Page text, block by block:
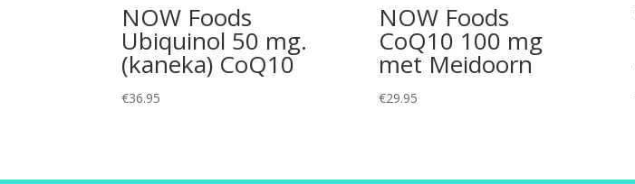
NOW Foods
Ubiquinol 50 mg.
(kaneka) CoQ10
€36.95
NOW Foods
CoQ10 100 mg
met Meidoorn
€29.95